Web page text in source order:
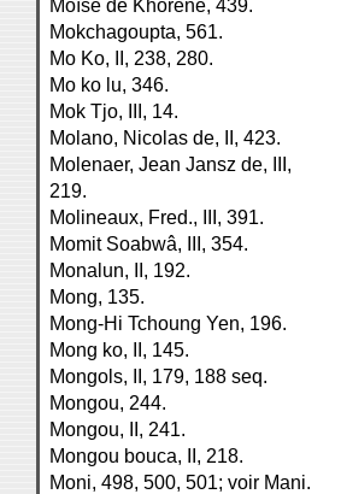
Moïse de Khorène, 439.
Mokchagoupta, 561.
Mo Ko, II, 238, 280.
Mo ko lu, 346.
Mok Tjo, III, 14.
Molano, Nicolas de, II, 423.
Molenaer, Jean Jansz de, III,
219.
Molineaux, Fred., III, 391.
Momit Soabwâ, III, 354.
Monalun, II, 192.
Mong, 135.
Mong-Hi Tchoung Yen, 196.
Mong ko, II, 145.
Mongols, II, 179, 188 seq.
Mongou, 244.
Mongou, II, 241.
Mongou bouca, II, 218.
Moni, 498, 500, 501; voir Mani.